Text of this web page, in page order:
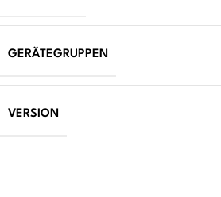
GERÄTEGRUPPEN
VERSION